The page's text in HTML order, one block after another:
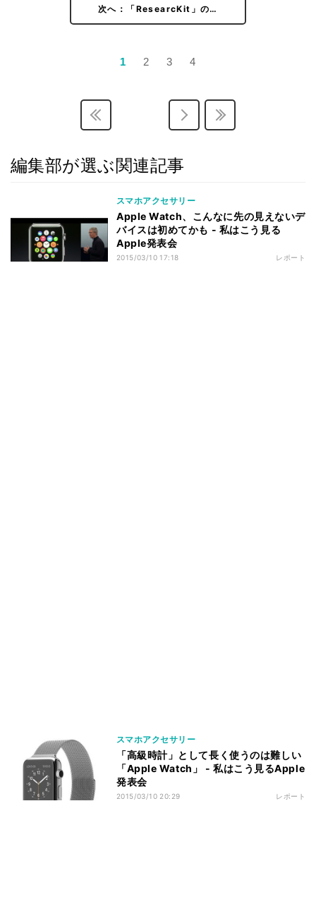
次へ：「ResearcKit」の…
1 2 3 4
編集部が選ぶ関連記事
スマホアクセサリー
Apple Watch、こんなに先の見えないデ
バイスは初めてかも - 私はこう見る
Apple発表会
2015/03/10 17:18 レポート
スマホアクセサリー
「高級時計」として長く使うのは難しい
「Apple Watch」 - 私はこう見るApple
発表会
2015/03/10 20:29 レポート